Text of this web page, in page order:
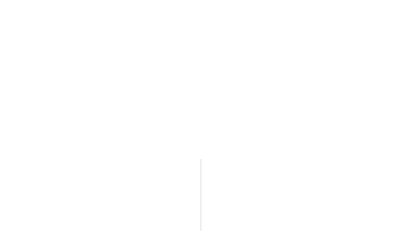
ともに、本ポリシーの内容を適宜見直し、その改善に努
下記までご連絡ください。 株式会社インテグラル 〒